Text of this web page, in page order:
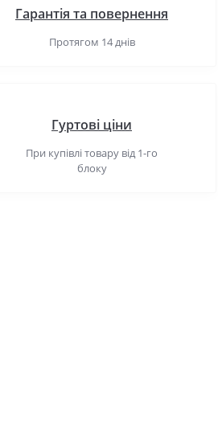
Гарантія та повернення
Протягом 14 днів
Гуртові ціни
При купівлі товару від 1-го
блоку